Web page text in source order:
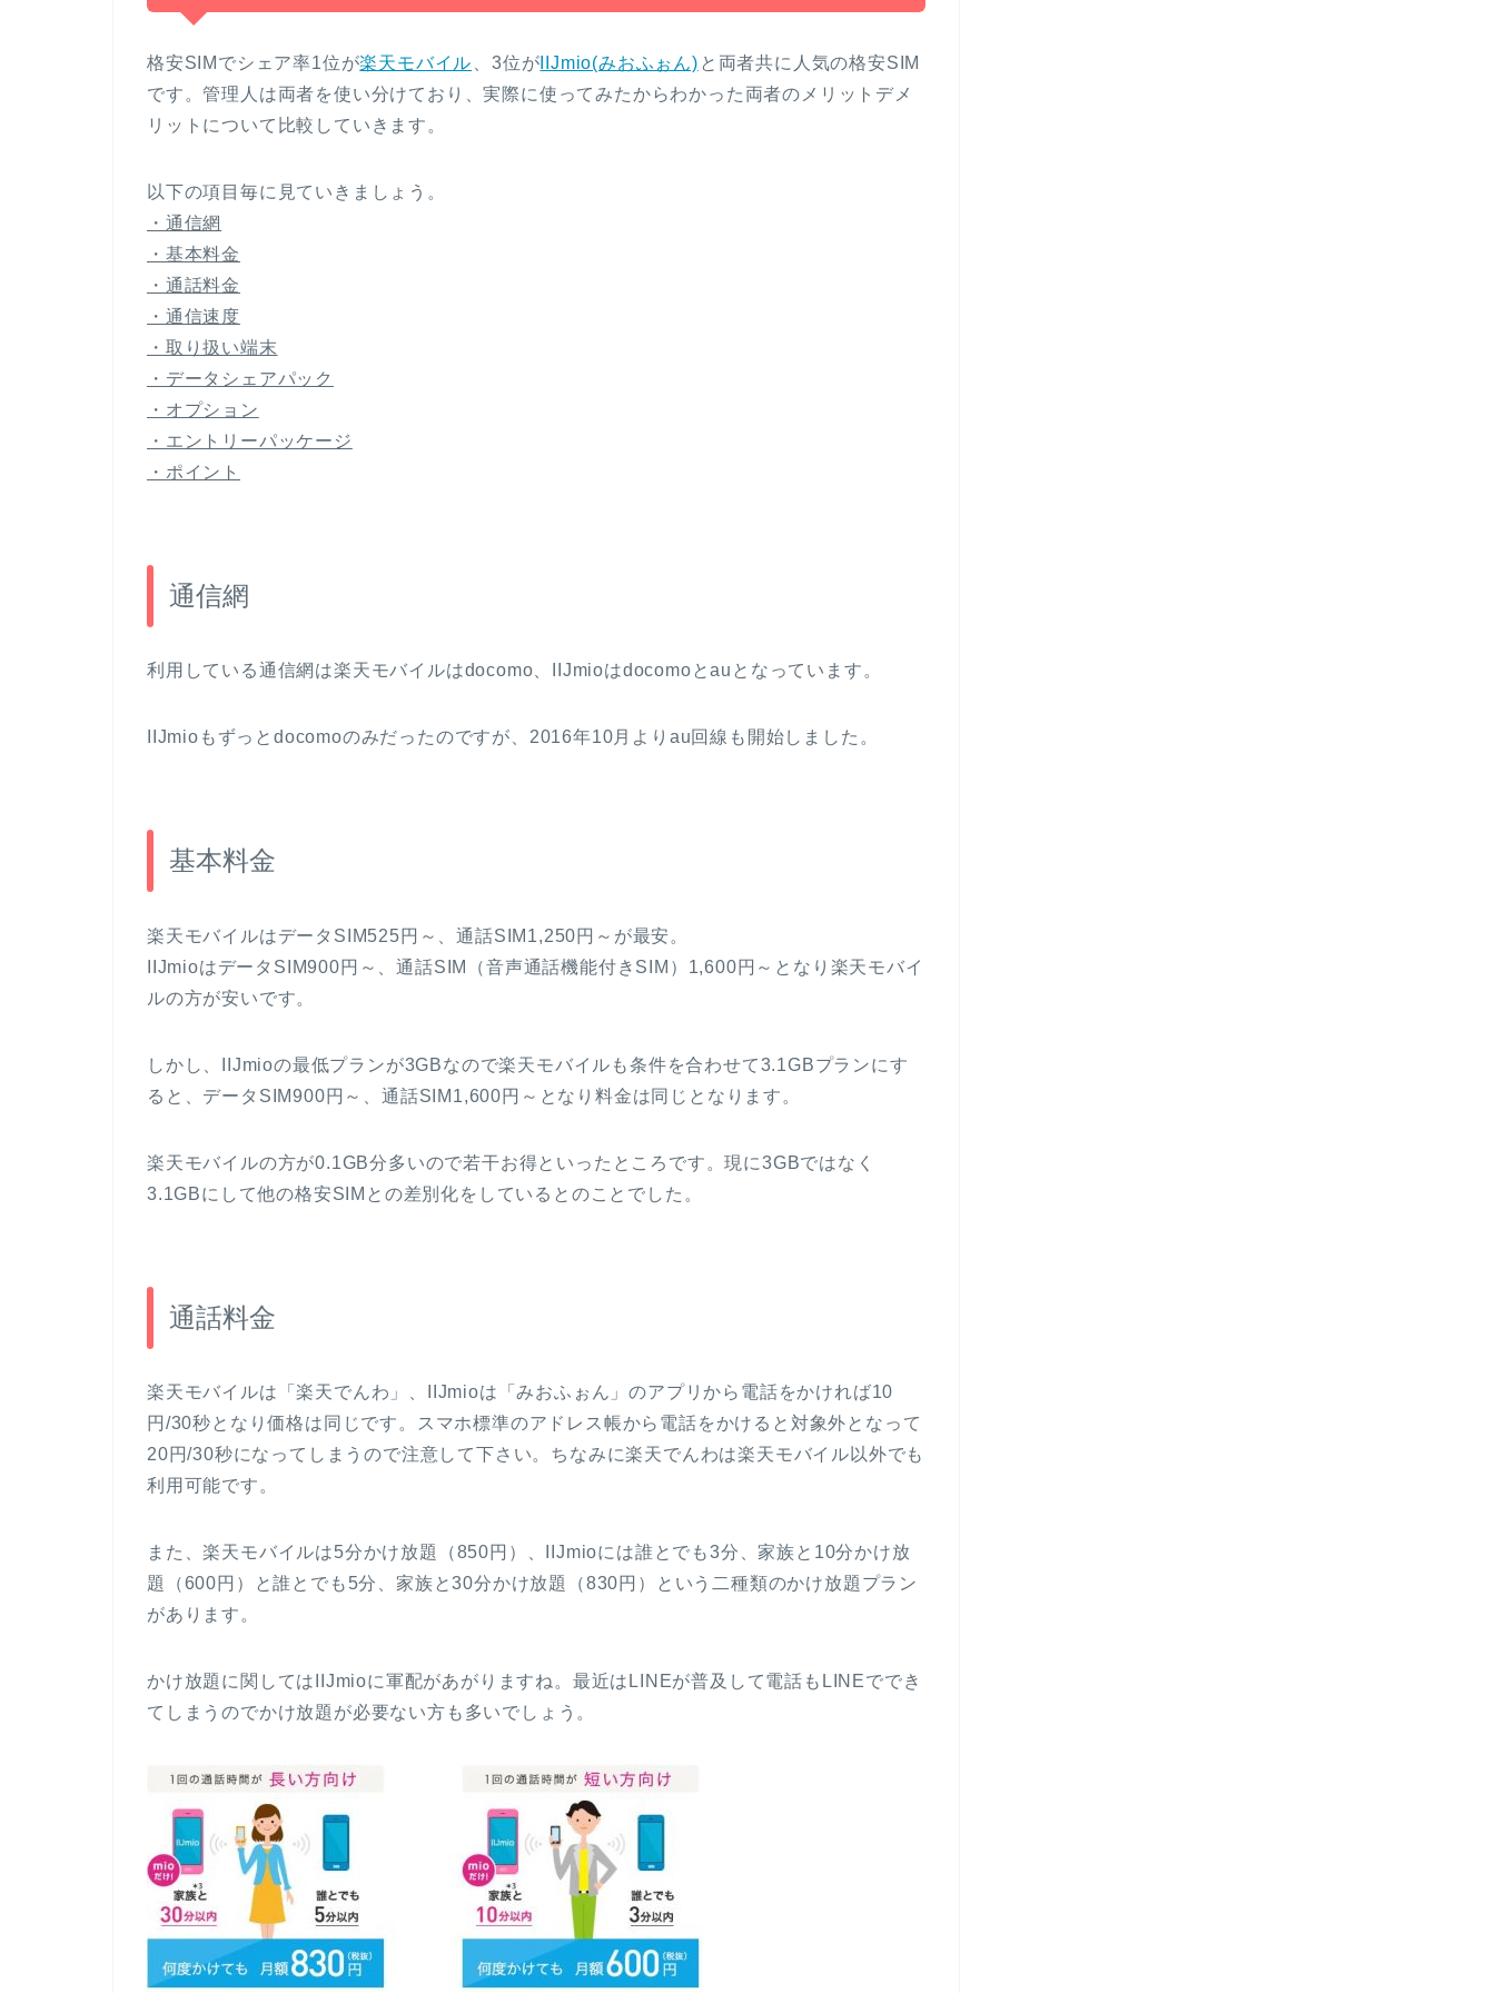
格安SIMでシェア率1位が楽天モバイル 、3位が IIJmio(みおふぉん) と両者共に人気の格安SIM
です。管理人は両者を使い分けており、実際に使ってみたからわかった両者のメリットデメ
リットについて比較していきます。
以下の項目毎に見ていきましょう。
・通信網
・基本料金
・通話料金
・通信速度
・取り扱い端末
・データシェアパック
・オプション
・エントリーパッケージ
・ポイント
通信網
利用している通信網は楽天モバイルはdocomo、IIJmioはdocomoとauとなっています。
IIJmioもずっとdocomoのみだったのですが、2016年10月よりau回線も開始しました。
基本料金
楽天モバイルはデータSIM525円～、通話SIM1,250円～が最安。
IIJmioはデータSIM900円～、通話SIM（音声通話機能付きSIM）1,600円～となり楽天モバイ
ルの方が安いです。
しかし、IIJmioの最低プランが3GBなので楽天モバイルも条件を合わせて3.1GBプランにす
ると、データSIM900円～、通話SIM1,600円～となり料金は同じとなります。
楽天モバイルの方が0.1GB分多いので若干お得といったところです。現に3GBではなく
3.1GBにして他の格安SIMとの差別化をしているとのことでした。
通話料金
楽天モバイルは 「楽天でんわ」 、IIJmioは 「みおふぉん」のアプリから電話をかければ10
円/30秒となり価格は同じです。スマホ標準のアドレス帳から電話をかけると対象外となって
20円/30秒になってしまうので注意して下さい。ちなみに楽天でんわは楽天モバイル以外でも
利用可能です。
また、楽天モバイルは5分かけ放題（850円）、IIJmioには誰とでも3分、家族と10分かけ放
題（600円）と誰とでも5分、家族と30分かけ放題（830円）という二種類のかけ放題プラン
があります。
かけ放題に関してはIIJmioに軍配があがりますね。最近はLINEが普及して電話もLINEででき
てしまうのでかけ放題が必要ない方も多いでしょう。